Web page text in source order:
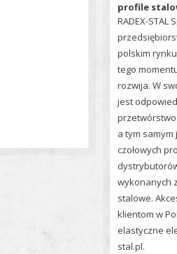
profile
RADEX-STAL
polskim
tego
rozwija. W
jest
przetwórstwo
a tym
czołowych
wykonanych
stalowe.
klientom w
elastyczne
stal.pl.